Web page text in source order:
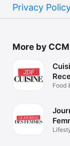
Privacy
More by
Food